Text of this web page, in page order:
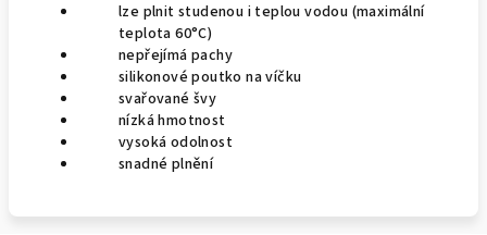
lze plnit studenou i teplou vodou (maximální
teplota 60°C)
nepřejímá pachy
silikonové poutko na víčku
svařované švy
nízká hmotnost
vysoká odolnost
snadné plnění